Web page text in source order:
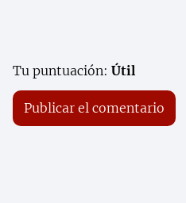
Tu puntuación: Útil